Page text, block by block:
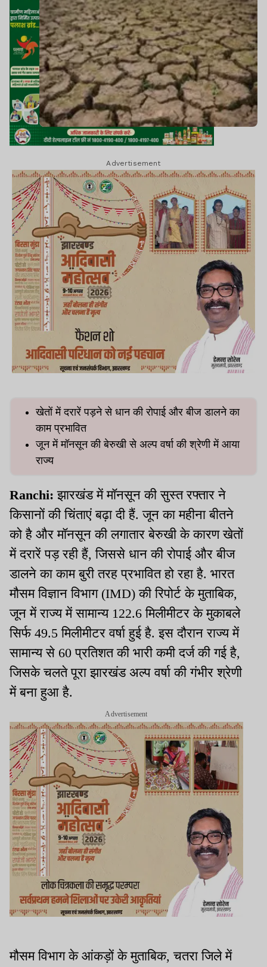
Advertisement
खेतों में दरारें पड़ने से धान की रोपाई और बीज डालने का
काम प्रभावित
जून में मॉनसून की बेरुखी से अल्प वर्षा की श्रेणी में आया
राज्य
Ranchi:झारखंड में मॉनसून की सुस्त रफ्तार ने
किसानों की चिंताएं बढ़ा दी हैं. जून का महीना बीतने
को है और मॉनसून की लगातार बेरुखी के कारण खेतों
में दरारें पड़ रही हैं, जिससे धान की रोपाई और बीज
डालने का काम बुरी तरह प्रभावित हो रहा है. भारत
मौसम विज्ञान विभाग (IMD) की रिपोर्ट के मुताबिक,
जून में राज्य में सामान्य 122.6 मिलीमीटर के मुकाबले
सिर्फ 49.5 मिलीमीटर वर्षा हुई है. इस दौरान राज्य में
सामान्य से 60 प्रतिशत की भारी कमी दर्ज की गई है,
जिसके चलते पूरा झारखंड अल्प वर्षा की गंभीर श्रेणी
में बना हुआ है.
Advertisement
मौसम विभाग के आंकड़ों के मुताबिक, चतरा जिले में